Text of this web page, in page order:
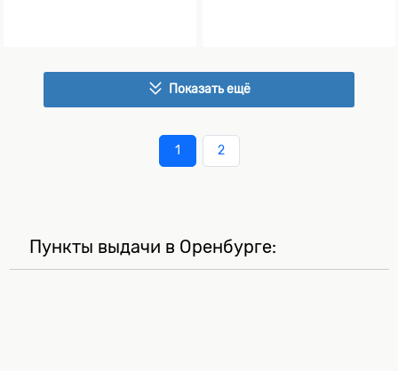
Показать ещё
1 2
Пункты выдачи в Оренбурге: